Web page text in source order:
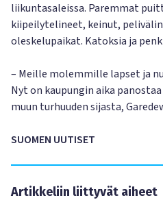
liikuntasaleissa. Paremmat
kiipeilytelineet, keinut,
oleskelupaikat. Katoksia ja
– Meille molemmille lapset ja
Nyt on kaupungin aika
muun turhuuden sijasta,
SUOMEN UUTISET
Artikkeliin liittyvät aiheet